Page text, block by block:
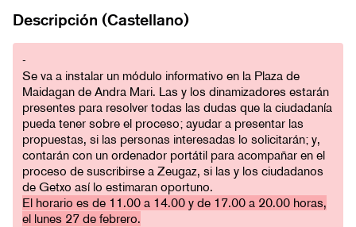
Descripción (Castellano)
-
Se va a instalar un módulo informativo en la Plaza de
Maidagan de Andra Mari. Las y los dinamizadores estarán
presentes para resolver todas las dudas que la ciudadanía
pueda tener sobre el proceso; ayudar a presentar las
propuestas, si las personas interesadas lo solicitarán; y,
contarán con un ordenador portátil para acompañar en el
proceso de suscribirse a Zeugaz, si las y los ciudadanos
de Getxo así lo estimaran oportuno.
El horario es de 11.00 a 14.00 y de 17.00 a 20.00 horas,
el lunes 27 de febrero.